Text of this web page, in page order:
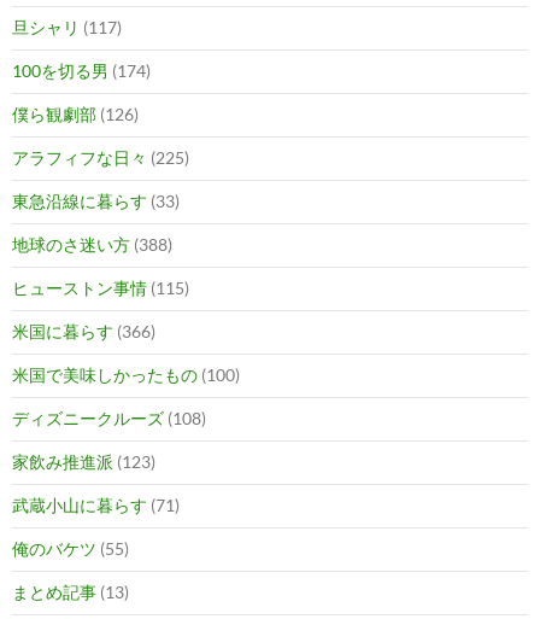
旦シャリ (117)
100を切る男 (174)
僕ら観劇部 (126)
アラフィフな日々 (225)
東急沿線に暮らす (33)
地球のさ迷い方 (388)
ヒューストン事情 (115)
米国に暮らす (366)
米国で美味しかったもの (100)
ディズニークルーズ (108)
家飲み推進派 (123)
武蔵小山に暮らす (71)
俺のバケツ (55)
まとめ記事 (13)